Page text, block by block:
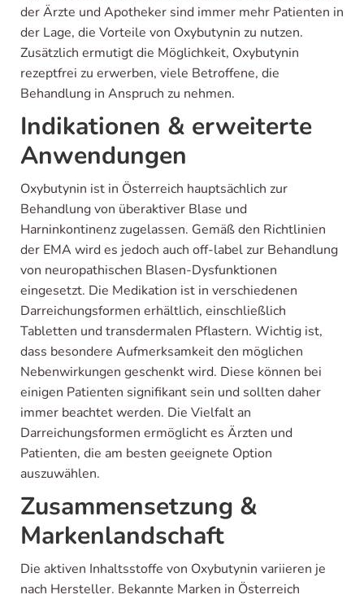
der Ärzte und Apotheker sind immer mehr Patienten in
der Lage, die Vorteile von Oxybutynin zu nutzen.
Zusätzlich ermutigt die Möglichkeit, Oxybutynin
rezeptfrei zu erwerben, viele Betroffene, die
Behandlung in Anspruch zu nehmen.
Indikationen & erweiterte
Anwendungen
Oxybutynin ist in Österreich hauptsächlich zur
Behandlung von überaktiver Blase und
Harninkontinenz zugelassen. Gemäß den Richtlinien
der EMA wird es jedoch auch off-label zur Behandlung
von neuropathischen Blasen-Dysfunktionen
eingesetzt. Die Medikation ist in verschiedenen
Darreichungsformen erhältlich, einschließlich
Tabletten und transdermalen Pflastern. Wichtig ist,
dass besondere Aufmerksamkeit den möglichen
Nebenwirkungen geschenkt wird. Diese können bei
einigen Patienten signifikant sein und sollten daher
immer beachtet werden. Die Vielfalt an
Darreichungsformen ermöglicht es Ärzten und
Patienten, die am besten geeignete Option
auszuwählen.
Zusammensetzung &
Markenlandschaft
Die aktiven Inhaltsstoffe von Oxybutynin variieren je
nach Hersteller. Bekannte Marken in Österreich